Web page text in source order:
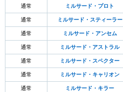
通常 ミルサード・プロト
通常 ミルサード・スティーラー
通常 ミルサード・アンセム
通常 ミルサード・アストラル
通常 ミルサード・スペクター
通常 ミルサード・キャリオン
通常 ミルサード・キラー